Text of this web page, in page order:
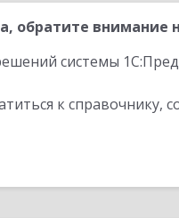
обратите внимание
системы
к справочнику,